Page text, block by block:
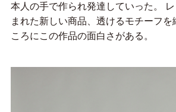
本人の手で作られ発達していった。
まれた新しい商品、透けるモチーフを
ころにこの作品の面白さがある。